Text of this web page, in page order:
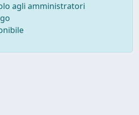
agli amministratori